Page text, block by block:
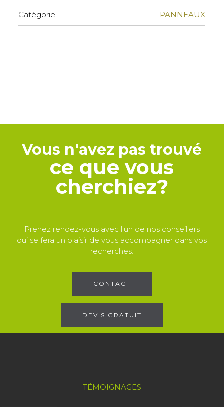
Catégorie PANNEAUX
Vous n'avez pas trouvé
ce que vous
cherchiez?
Prenez rendez-vous avec l'un de nos conseillers
qui se fera un plaisir de vous accompagner dans vos
recherches.
CONTACT
DEVIS GRATUIT
TÉMOIGNAGES